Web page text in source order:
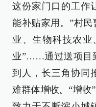
这份家门口的工作
能补贴家用。”村
业、生物科技农业
业”……通过送项目
到人，长三角协同
难群体增收。“增收